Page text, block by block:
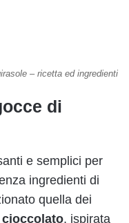
– ricetta ed ingredienti
di
e semplici per
ingredienti di
quella dei
, ispirata